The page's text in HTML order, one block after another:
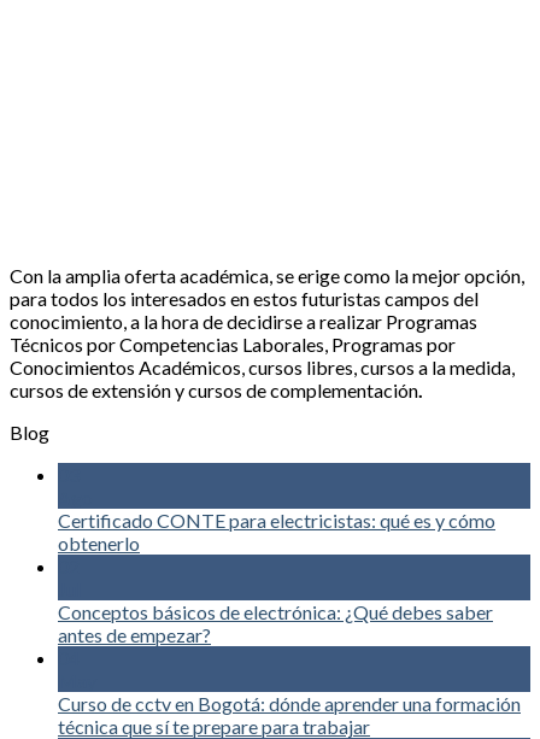
Con la amplia oferta académica, se erige como la mejor opción,
para todos los interesados en estos futuristas campos del
conocimiento, a la hora de decidirse a realizar Programas
Técnicos por Competencias Laborales, Programas por
Conocimientos Académicos, cursos libres, cursos a la medida,
cursos de extensión y cursos de complementación
Blog
Certificado CONTE para electricistas: qué es y cómo
obtenerlo
Conceptos básicos de electrónica: ¿Qué debes saber
antes de empezar?
Curso de cctv en Bogotá: dónde aprender una formación
técnica que sí te prepare para trabajar